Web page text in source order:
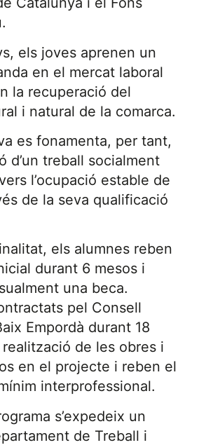
els joves aprenen un
en el mercat laboral
la recuperació del
i natural de la comarca.
es fonamenta, per tant,
d’un treball socialment
l’ocupació estable de
de la seva qualificació
els alumnes reben
durant 6 mesos i
una beca.
pel Consell
Empordà durant 18
de les obres i
en el projecte i reben el
interprofessional.
s’expedeix un
de Treball i